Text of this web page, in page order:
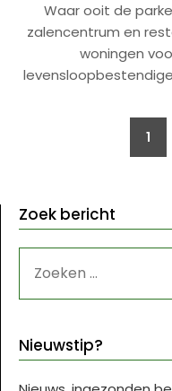
Waar ooit de
zalencentrum en
woningen
1
Zoek bericht
NAAR:
Nieuwstip?